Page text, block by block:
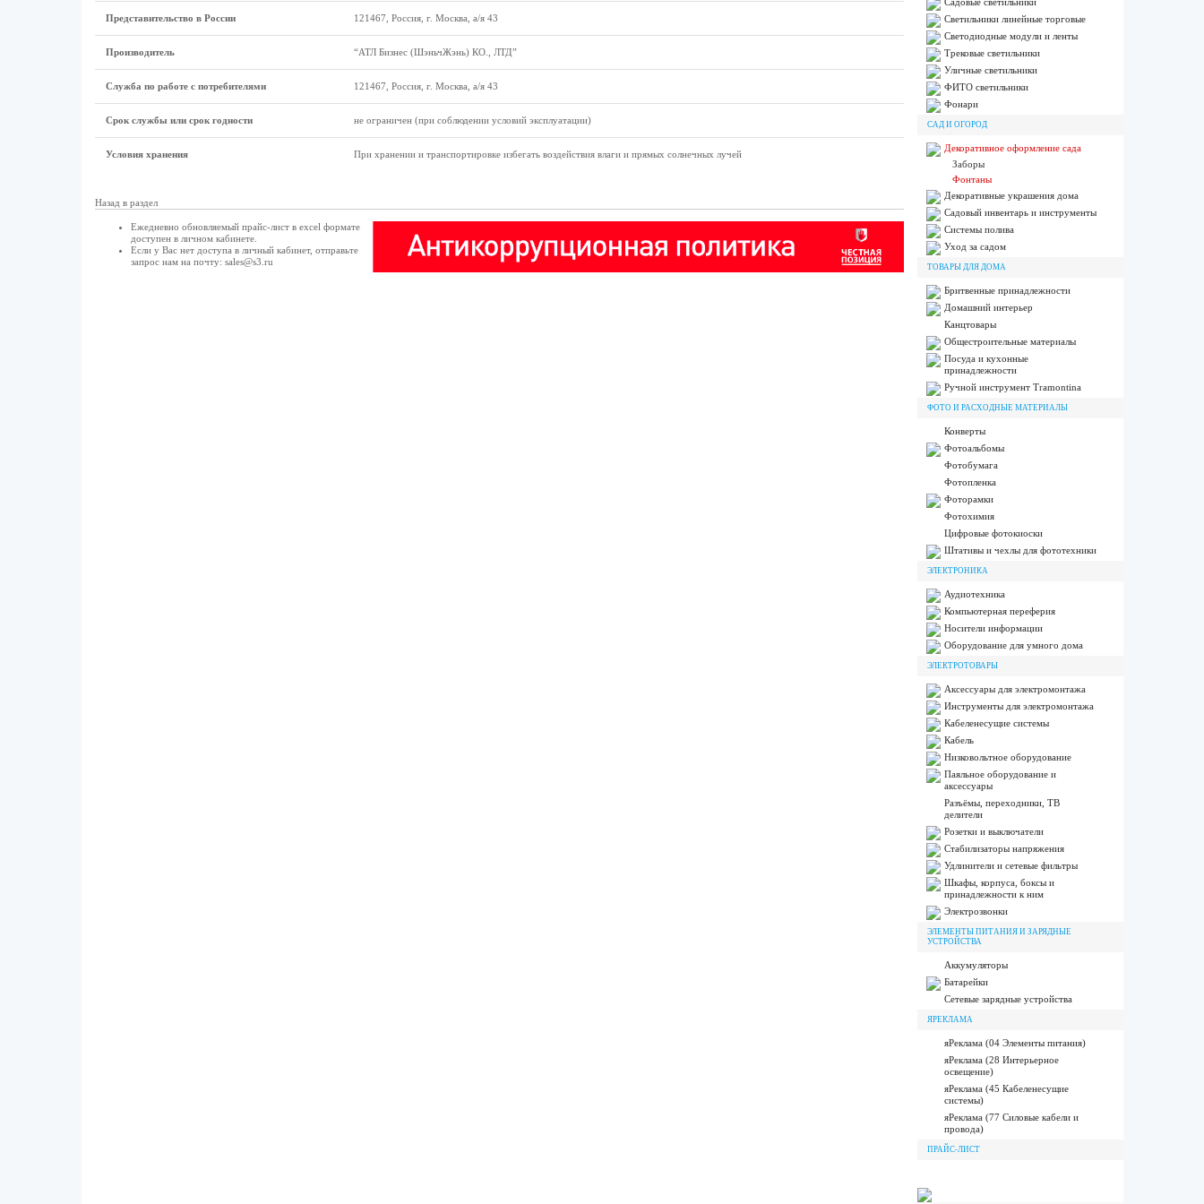
Представительство в России 121467, Россия, г. Москва, а/я 43
Производитель “АТЛ Бизнес (ШэньчЖэнь) КО., ЛТД”
Служба по работе с потребителями 121467, Россия, г. Москва, а/я 43
Срок службы или срок годности не ограничен (при соблюдении условий эксплуатации)
Условия хранения При хранении и транспортировке избегать воздействия влаги и прямых солнечных лучей
Назад в раздел
Ежедневно обновляемый прайс-лист в excel формате
доступен в личном кабинете.
Если у Вас нет доступа в личный кабинет, отправьте
запрос нам на почту: sales@s3.ru
Светильники линейные торговые
Светодиодные модули и ленты
Трековые светильники
Уличные светильники
ФИТО светильники
Фонари
САД И ОГОРОД
Декоративное оформление сада
Заборы
Фонтаны
Декоративные украшения дома
Садовый инвентарь и инструменты
Системы полива
Уход за садом
ТОВАРЫ ДЛЯ ДОМА
Бритвенные принадлежности
Домашний интерьер
Канцтовары
Общестроительные материалы
Посуда и кухонные
принадлежности
Ручной инструмент Tramontina
ФОТО И РАСХОДНЫЕ МАТЕРИАЛЫ
Конверты
Фотоальбомы
Фотобумага
Фотопленка
Фоторамки
Фотохимия
Цифровые фотокиоски
Штативы и чехлы для фототехники
ЭЛЕКТРОНИКА
Аудиотехника
Компьютерная переферия
Носители информации
Оборудование для умного дома
ЭЛЕКТРОТОВАРЫ
Аксессуары для электромонтажа
Инструменты для электромонтажа
Кабеленесущие системы
Кабель
Низковольтное оборудование
Паяльное оборудование и
аксессуары
Разъёмы, переходники, ТВ
делители
Розетки и выключатели
Стабилизаторы напряжения
Удлинители и сетевые фильтры
Шкафы, корпуса, боксы и
принадлежности к ним
Электрозвонки
ЭЛЕМЕНТЫ ПИТАНИЯ И ЗАРЯДНЫЕ
УСТРОЙСТВА
Аккумуляторы
Батарейки
Сетевые зарядные устройства
ЯРЕКЛАМА
яРеклама (04 Элементы питания)
яРеклама (28 Интерьерное
освещение)
яРеклама (45 Кабеленесущие
системы)
яРеклама (77 Силовые кабели и
провода)
ПРАЙС-ЛИСТ